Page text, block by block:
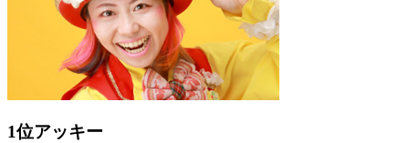
1位アッキー